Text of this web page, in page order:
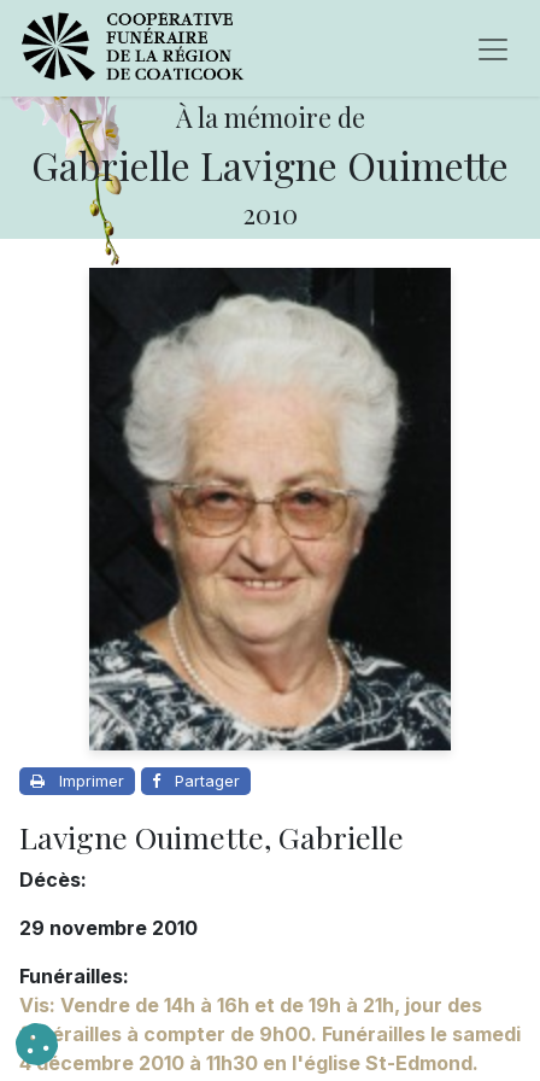
À la mémoire de
Gabrielle Lavigne Ouimette
2010
Imprimer Partager
Lavigne Ouimette, Gabrielle
Décès:
29 novembre 2010
Funérailles:
Vis: Vendre de 14h à 16h et de 19h à 21h, jour des
funérailles à compter de 9h00. Funérailles le samedi
4 décembre 2010 à 11h30 en l'église St-Edmond.